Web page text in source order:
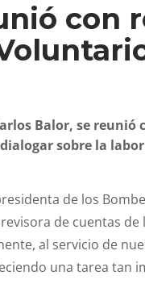
con
Balor, se
sobre la
de los
de cuentas
al servicio de
una tarea tan